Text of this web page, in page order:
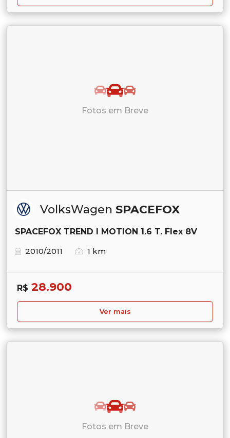
Fotos em Breve
VolksWagen SPACEFOX
SPACEFOX TREND I MOTION 1.6 T. Flex 8V
2010/2011
1 km
R$ 28.900
Ver mais
Fotos em Breve